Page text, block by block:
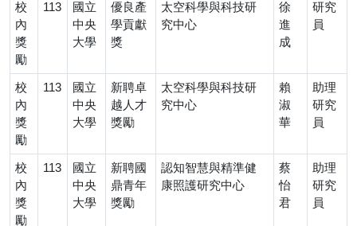
校
內
獎
勵
113
國立
中央
大學
優良產
學貢獻
獎
太空科學與科技研
究中心
徐
進
成
研究
員
校
內
獎
勵
113
國立
中央
大學
新聘卓
越人才
獎勵
太空科學與科技研
究中心
賴
淑
華
助理
研究
員
校
內
獎
勵
113
國立
中央
大學
新聘國
鼎青年
獎勵
認知智慧與精準健
康照護研究中心
蔡
怡
君
助理
研究
員